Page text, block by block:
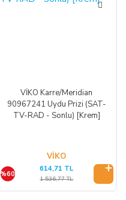
VİKO Karre/Meridian
90967241 Uydu Prizi (SAT-
TV-RAD - Sonlu) [Krem]
VİKO
%60
614,71 TL
1.536,77 TL